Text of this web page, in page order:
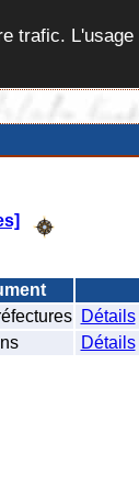
trafic. L'usage
Détails
Détails